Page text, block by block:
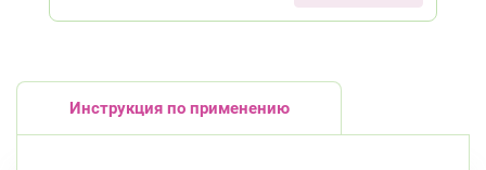
ул. Дыбенко ул., д. 8, к. 3 Круглосуточно
Подвойского 6/5 (Белышева, 5) 8:00-22:00
Инструкция по применению